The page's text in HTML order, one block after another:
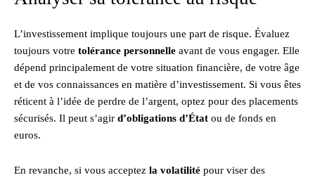
L’investissement implique toujours une part de risque. Évaluez
toujours votre tolérance personnelle avant de vous engager. Elle
dépend principalement de votre situation financière, de votre âge
et de vos connaissances en matière d’investissement. Si vous êtes
réticent à l’idée de perdre de l’argent, optez pour des placements
sécurisés. Il peut s’agir d’obligations d’État ou de fonds en
euros.
En revanche, si vous acceptez la volatilité pour viser des